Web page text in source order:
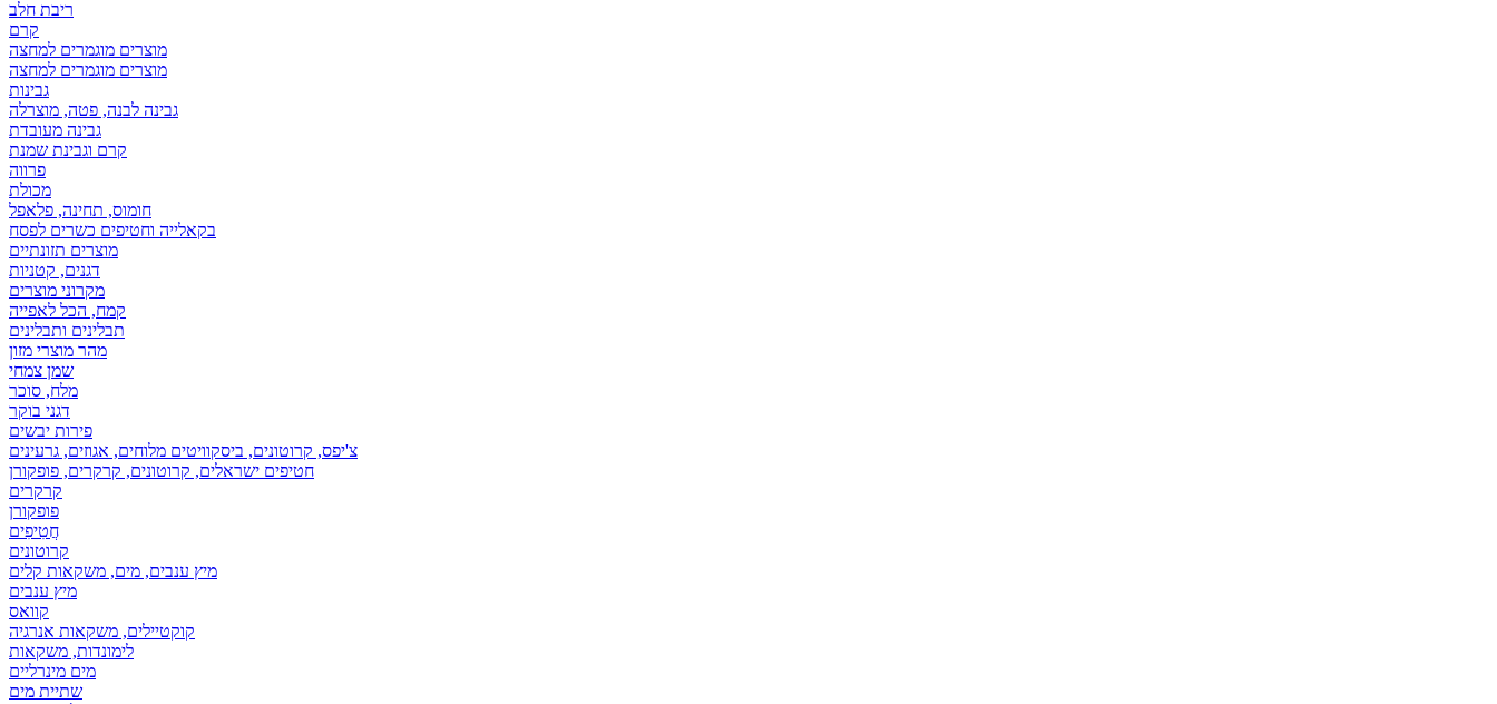
ריבת חלב
קרם
מוצרים מוגמרים למחצה
מוצרים מוגמרים למחצה
גבינות
גבינה לבנה, פטה, מוצרלה
גבינה מעובדת
קרם וגבינת שמנת
פרווה
מכולת
חומוס, תחינה, פלאפל
בקאלייה וחטיפים כשרים לפסח
מוצרים תזונתיים
דגנים, קטניות
מקרוני מוצרים
קמח, הכל לאפייה
תבלינים ותבלינים
מהר מוצרי מזון
שמן צמחי
מלח, סוכר
דגני בוקר
פירות יבשים
צ'יפס, קרוטונים, ביסקוויטים מלוחים, אגוזים, גרעינים
חטיפים ישראלים, קרוטונים, קרקרים, פופקורן
קרקרים
פופקורן
חֲטִיפִים
קרוטונים
מיץ ענבים, מים, משקאות קלים
מיץ ענבים
קוואס
קוקטיילים, משקאות אנרגיה
לימונדות, משקאות
מים מינרליים
שתיית מים